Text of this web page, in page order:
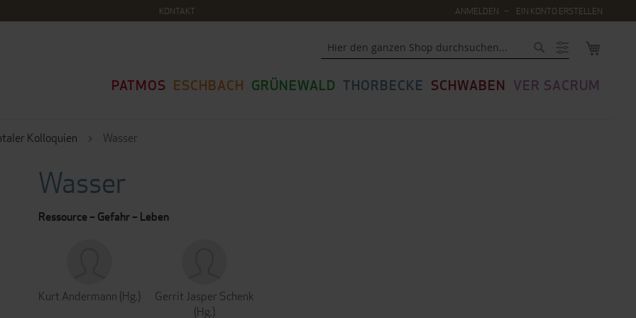
KONTAKT ANMELDEN EIN KONTO ERSTELLEN
PATMOS ESCHBACH GRÜNEWALD THORBECKE SCHWABEN VER SACRUM
Kolloquien Wasser
Wasser
Ressource – Gefahr – Leben
Kurt Andermann (Hg.)
Gerrit Jasper Schenk
(Hg.)